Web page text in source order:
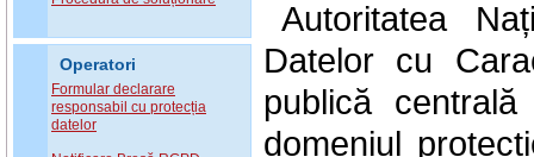
Operatori
Formular declarare
responsabil cu protecția
datelor
Autoritatea
Datelor cu
publică
domeniul